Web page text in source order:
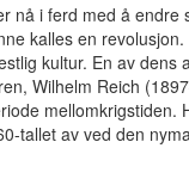
nå i ferd med å endre
kalles en
kultur. En av dens
Wilhelm Reich
mellomkrigstiden.
tallet av ved den